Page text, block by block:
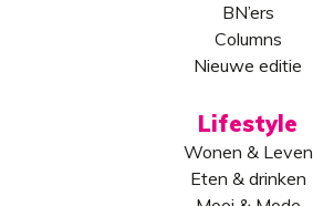
BN’ers
Columns
Nieuwe editie
Lifestyle
Wonen & Leven
Eten & drinken